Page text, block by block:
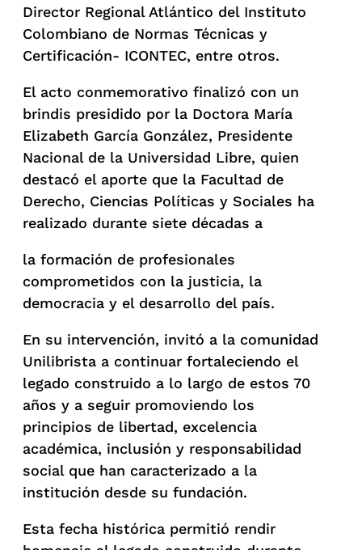
Director Regional Atlántico del Instituto
Colombiano de Normas Técnicas y
Certificación- ICONTEC, entre otros.
El acto conmemorativo finalizó con un
brindis presidido por la Doctora María
Elizabeth García González, Presidente
Nacional de la Universidad Libre, quien
destacó el aporte que la Facultad de
Derecho, Ciencias Políticas y Sociales ha
realizado durante siete décadas a
la formación de profesionales
comprometidos con la justicia, la
democracia y el desarrollo del país.
En su intervención, invitó a la comunidad
Unilibrista a continuar fortaleciendo el
legado construido a lo largo de estos 70
años y a seguir promoviendo los
principios de libertad, excelencia
académica, inclusión y responsabilidad
social que han caracterizado a la
institución desde su fundación.
Esta fecha histórica permitió rendir